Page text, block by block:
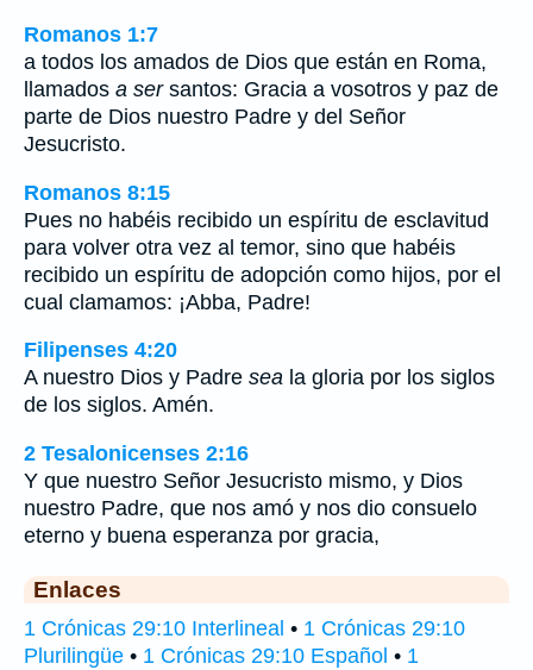
Romanos 1:7
a todos los amados de Dios que están en Roma,
llamados a sersantos: Gracia a vosotros y paz de
parte de Dios nuestro Padre y del Señor
Jesucristo.
Romanos 8:15
Pues no habéis recibido un espíritu de esclavitud
para volver otra vez al temor, sino que habéis
recibido un espíritu de adopción como hijos, por el
cual clamamos: ¡Abba, Padre!
Filipenses 4:20
A nuestro Dios y Padre sea la gloria por los siglos
de los siglos. Amén.
2 Tesalonicenses 2:16
Y que nuestro Señor Jesucristo mismo, y Dios
nuestro Padre, que nos amó y nos dio consuelo
eterno y buena esperanza por gracia,
Enlaces
1 Crónicas 29:10 Interlineal • 1 Crónicas 29:10
Plurilingüe • 1 Crónicas 29:10 Español • 1